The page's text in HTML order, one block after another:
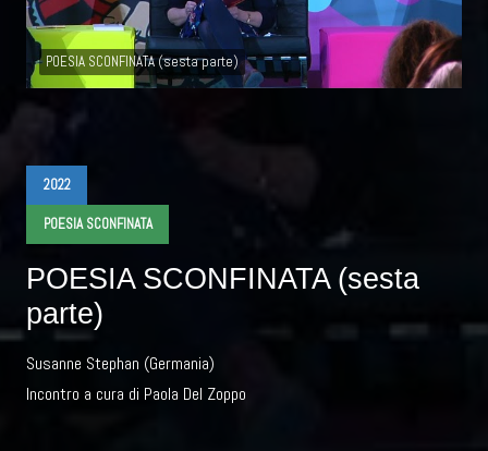
POESIA SCONFINATA (sesta parte)
2022
POESIA SCONFINATA
POESIA SCONFINATA (sesta
parte)
Susanne Stephan (Germania)
Incontro a cura di Paola Del Zoppo